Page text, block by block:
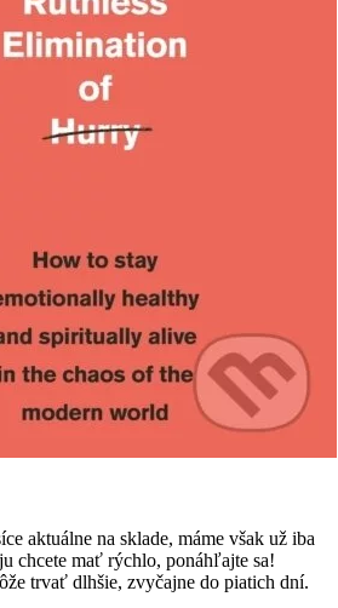
aktuálne na sklade, máme však už iba
chcete mať rýchlo, ponáhľajte sa!
trvať dlhšie, zvyčajne do piatich dní.